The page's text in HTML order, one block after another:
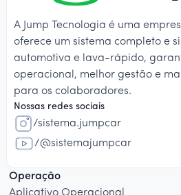
A Jump Tecnologia é uma
oferece um sistema completo e
automotiva e lava-rápido,
operacional, melhor gestão e
para os colaboradores.
Nossas redes sociais
/sistema.jumpcar
/@sistemajumpcar
Operação